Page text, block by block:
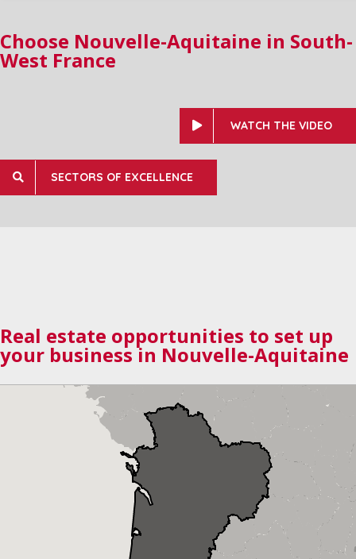
Choose Nouvelle-Aquitaine in South-
West France
WATCH THE VIDEO
SECTORS OF EXCELLENCE
Real estate opportunities to set up
your business in Nouvelle-Aquitaine